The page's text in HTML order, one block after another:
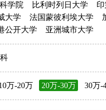
学院 比利时列日大学
大学 法国蒙彼利埃大学
公开大学 亚洲城市大学
万-20万 20万-30万 30万-